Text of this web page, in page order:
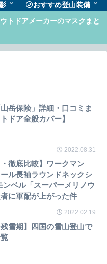
おすすめ登山装備
トドアメーカーのマスクまと
岳保険」詳細・口コミま
ドア全般カバー】
2022.08.31
・徹底比較】ワークマン
ール長袖ラウンドネックシ
ンベル「スーパーメリノウ
に軍配が上がった件
2022.02.19
残雪期】四国の雪山登山で